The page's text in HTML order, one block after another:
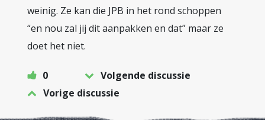
weinig. Ze kan die JPB in het rond schoppen
“en nou zal jij dit aanpakken en dat” maar ze
doet het niet.
0
Volgende discussie
Vorige discussie